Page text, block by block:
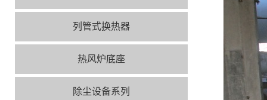
列管式换热器
热风炉底座
除尘设备系列